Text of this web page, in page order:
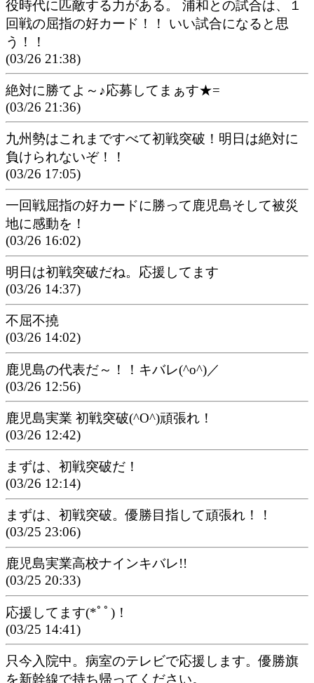
役時代に匹敵する力がある。 浦和との試合は、１
回戦の屈指の好カード！！ いい試合になると思
う！！
(03/26 21:38)
絶対に勝てよ～♪応募してまぁす★=
(03/26 21:36)
九州勢はこれまですべて初戦突破！明日は絶対に
負けられないぞ！！
(03/26 17:05)
一回戦屈指の好カードに勝って鹿児島そして被災
地に感動を！
(03/26 16:02)
明日は初戦突破だね。応援してます
(03/26 14:37)
不屈不撓
(03/26 14:02)
鹿児島の代表だ～！！キバレ(^o^)／
(03/26 12:56)
鹿児島実業 初戦突破(^O^)頑張れ！
(03/26 12:42)
まずは、初戦突破だ！
(03/26 12:14)
まずは、初戦突破。優勝目指して頑張れ！！
(03/25 23:06)
鹿児島実業高校ナインキバレ!!
(03/25 20:33)
応援してます(*ﾟﾟ)！
(03/25 14:41)
只今入院中。病室のテレビで応援します。優勝旗
を新幹線で持ち帰ってください。